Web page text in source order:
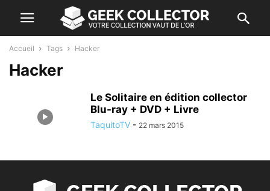
Accueil Tags Hacker
Hacker
Le Solitaire en édition collector
Blu-ray + DVD + Livre
TaquitoTV - 22 mars 2015